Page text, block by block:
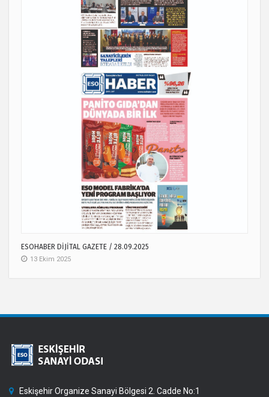
ESOHABER DİJİTAL GAZETE / 28.09.2025
13 Ekim 2025
Eskişehir Organize Sanayi Bölgesi 2. Cadde No:1